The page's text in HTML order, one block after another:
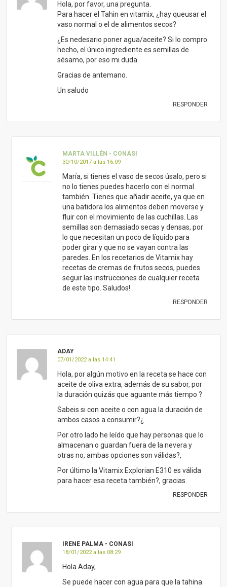
Hola, por favor, una pregunta.
Para hacer el Tahin en vitamix, ¿hay queusar el
vaso normal o el de alimentos secos?
¿Es nedesario poner agua/aceite? Si lo compro
hecho, el único ingrediente es semillas de
sésamo, por eso mi duda.
Gracias de antemano.
Un saludo
RESPONDER
MARTA VILLÉN - CONASI
30/10/2017 a las 16:09
María, si tienes el vaso de secos úsalo, pero si
no lo tienes puedes hacerlo con el normal
también. Tienes que añadir aceite, ya que en
una batidora los alimentos deben moverse y
fluir con el movimiento de las cuchillas. Las
semillas son demasiado secas y densas, por
lo que necesitan un poco de líquido para
poder girar y que no se vayan contra las
paredes. En los recetarios de Vitamix hay
recetas de cremas de frutos secos, puedes
seguir las instrucciones de cualquier receta
de este tipo. Saludos!
RESPONDER
ADAY
07/01/2022 a las 14:41
Hola, por algún motivo en la receta se hace con
aceite de oliva extra, además de su sabor, por
la duración quizás que aguante más tiempo ?
Sabeis si con aceite o con agua la duración de
ambos casos a consumir?¿
Por otro lado he leído que hay personas que lo
almacenan o guardan fuera de la nevera y
otras no, ambas opciones son válidas?,
Por último la Vitamix Explorian E310 es válida
para hacer esa receta también?, gracias.
RESPONDER
IRENE PALMA - CONASI
18/01/2022 a las 08:29
Hola Aday,
Se puede hacer con agua para que la tahina